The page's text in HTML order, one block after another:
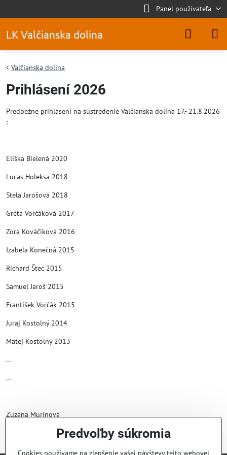
Panel používateľa
LK Valčianska dolina
Valčianska dolina
Prihlásení 2026
Predbežne prihlásení na sústredenie Valčianska dolina 17.- 21.8.2026
:
Eliška Bielená 2020
Lucas Holeksa 2018
Stela Jarošová 2018
Gréta Vorčáková 2017
Zora Kováčiková 2016
Izabela Konečná 2015
Richard Štec 2015
Samuel Jaroš 2015
František Vorčák 2015
Juraj Kostolný 2014
Matej Kostolný 2013
...
...
Zuzana Murínová
Predvoľby súkromia
Cookies používame na zlepšenie vašej návštevy tejto webovej